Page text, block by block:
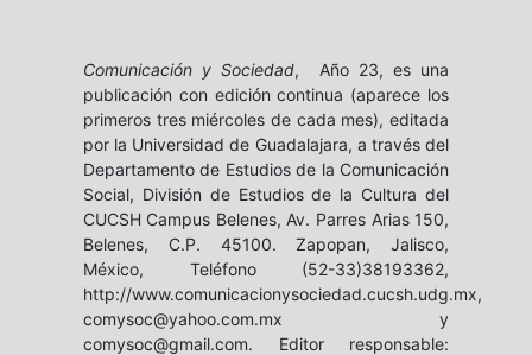
Comunicación y Sociedad, Año 23, es una
publicación con edición continua (aparece los
primeros tres miércoles de cada mes), editada
por la Universidad de Guadalajara, a través del
Departamento de Estudios de la Comunicación
Social, División de Estudios de la Cultura del
CUCSH Campus Belenes, Av. Parres Arias 150,
Belenes, C.P. 45100. Zapopan, Jalisco,
México, Teléfono (52-33)38193362,
http://www.comunicacionysociedad.cucsh.udg.mx,
comysoc@yahoo.com.mx y
comysoc@gmail.com. Editor responsable: